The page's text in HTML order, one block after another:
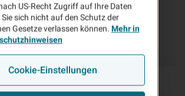
Zum Servicecenter
US-Recht Zugriff auf Ihre Daten
sich nicht auf den Schutz der
Gesetze verlassen können. Mehr in
Cookie-Einstellungen